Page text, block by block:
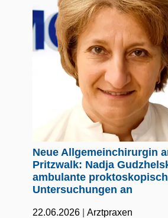
Neue Allgemeinchirurgin
Pritzwalk: Nadja
ambulante
Untersuchungen an
22.06.2026 | Arztpraxen